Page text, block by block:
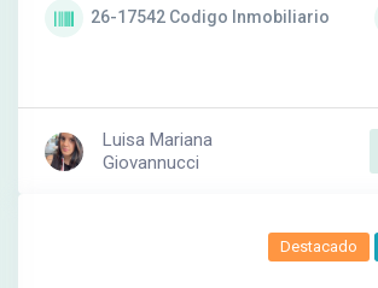
26-17542 Codigo Inmobiliario
Luisa Mariana
Giovannucci
Destacado